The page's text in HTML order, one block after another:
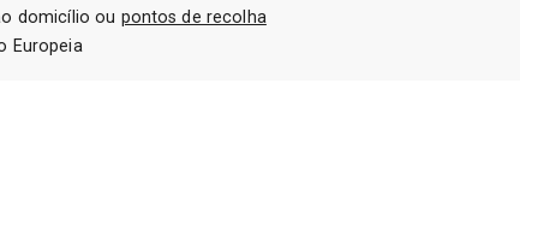
domicílio ou pontos de recolha
Europeia